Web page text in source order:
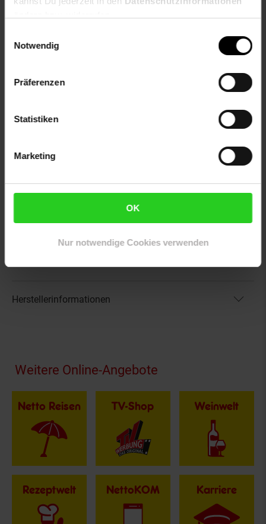
Notwendig
Präferenzen
Statistiken
Marketing
OK
Nur notwendige Cookies verwenden
1 x Fiberglas-Gewebe
1 x Griff (innen)
8 x Schlagkeder
2 x Neodym-Magnet
4 x Klickleiste für Stoßblech
1 x Montageanleitung
EAN: 4003971700951
Artikel gehört zur Kategorie:Insektenschutz
Herstellerinformationen
Fußzeile
Weitere Online-Angebote
Netto Reisen TV-Shop Weinwelt
Rezeptwelt NettoKOM Karriere